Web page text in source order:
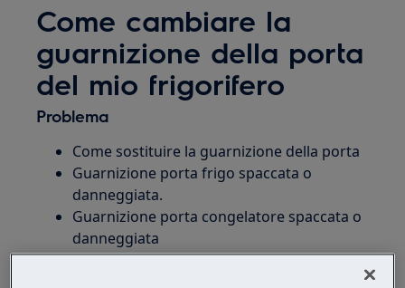
Come cambiare la
guarnizione della porta
del mio frigorifero
Problema
Come sostituire la guarnizione della porta
Guarnizione porta frigo spaccata o
danneggiata.
Guarnizione porta congelatore spaccata o
danneggiata
Guarnizione della porta del congelatore